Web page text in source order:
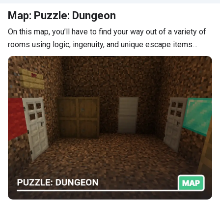
Жду 3 часть апокалипсиса (может быть и
Map: Puzzle: Dungeon
On this map, you’ll have to find your way out of a variety of
rooms using logic, ingenuity, and unique escape items…